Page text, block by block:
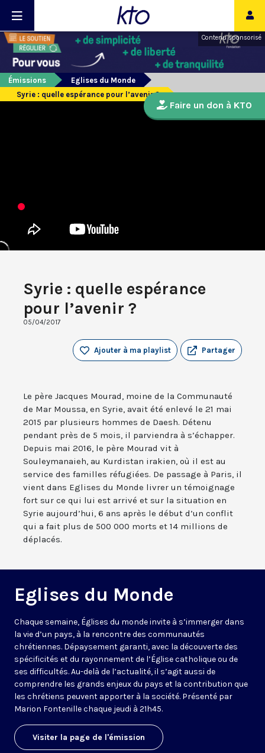
Contenu sponsorisé
Émissions
Eglises du Monde
Syrie : quelle espérance pour l’avenir ?
Syrie : quelle espérance
pour l’avenir ?
05/04/2017
Partager
Ajouter à ma playlist
Le père Jacques Mourad, moine de la Communauté
de Mar Moussa, en Syrie, avait été enlevé le 21 mai
2015 par plusieurs hommes de Daesh. Détenu
pendant près de 5 mois, il parviendra à s’échapper.
Depuis mai 2016, le père Mourad vit à
Souleymanaieh, au Kurdistan irakien, où il est au
service des familles réfugiées. De passage à Paris, il
vient dans Eglises du Monde livrer un témoignage
fort sur ce qui lui est arrivé et sur la situation en
Syrie aujourd’hui, 6 ans après le début d’un conflit
qui a fait plus de 500 000 morts et 14 millions de
déplacés.
Eglises du Monde
Chaque semaine, Églises du monde invite à s’immerger dans
la vie d’un pays, à la rencontre des communautés
chrétiennes. Dépaysement garanti, avec la découverte des
spécificités et du rayonnement de l’Église catholique ou de
ses difficultés. Au-delà de l’actualité, il s’agit aussi de
comprendre les grands enjeux du pays et la contribution que
les chrétiens peuvent apporter à la société. Présenté par
Marion Fontenille chaque jeudi à 21h45.
Visiter la page de l'émission
Faire un don à KTO